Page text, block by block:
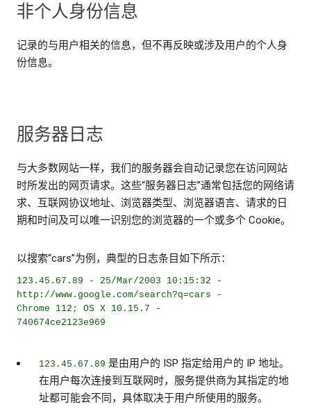
非个人身份信息
记录的与用户相关的信息，但不再反映或涉及用户的个人身
份信息。
服务器日志
与大多数网站一样，我们的服务器会自动记录您在访问网站
时所发出的网页请求。这些“服务器日志”通常包括您的网络请
求、互联网协议地址、浏览器类型、浏览器语言、请求的日
期和时间及可以唯一识别您的浏览器的一个或多个 Cookie。
以搜索“cars”为例，典型的日志条目如下所示：
123.45.67.89 - 25/Mar/2003 10:15:32 -
http://www.google.com/search?q=cars -
Chrome 112; OS X 10.15.7 -
740674ce2123e969
123.45.67.89 是由用户的 ISP 指定给用户的 IP 地址。
在用户每次连接到互联网时，服务提供商为其指定的地
址都可能会不同，具体取决于用户所使用的服务。